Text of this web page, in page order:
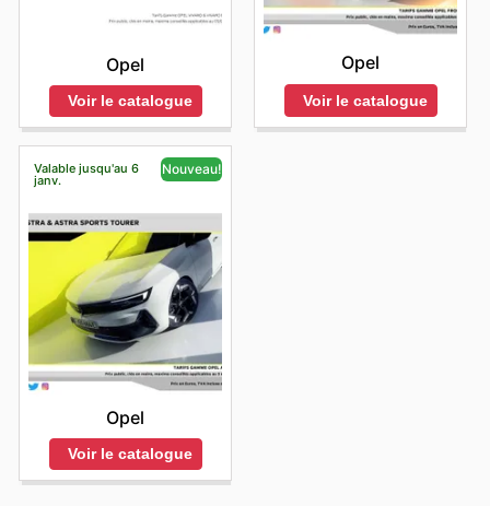
Opel
Voir le catalogue
Opel
Voir le catalogue
Valable jusqu'au 6
janv.
Nouveau!
Opel
Voir le catalogue